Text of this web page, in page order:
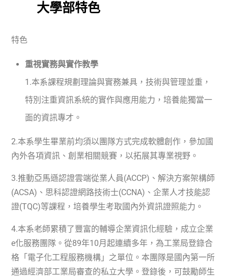
大學部特色
特色
重視實務與實作教學
1.本系課程規劃理論與實務兼具，技術與管理並重，
特別注重資訊系統的實作與應用能力，培養能獨當一
面的資訊專才。
2.本系學生畢業前均須以團隊方式完成軟體創作，參加國
內外各項資訊、創業相關競賽，以拓展其專業視野。
3.推動亞馬遜認證雲端從業人員(ACCP) 、解決方案架構師
(ACSA) 、思科認證網路技術士(CCNA) 、企業人才技能認
證(TQC)等課程，培養學生考取國內外資訊證照能力。
4.本系老師累積了豐富的輔導企業資訊化經驗，成立企業
e化服務團隊。從89年10月起連續多年，為工業局登錄合
格「電子化工程服務機構」之單位。本團隊是國內第一所
通過經濟部工業局審查的私立大學。登錄後，可鼓勵師生